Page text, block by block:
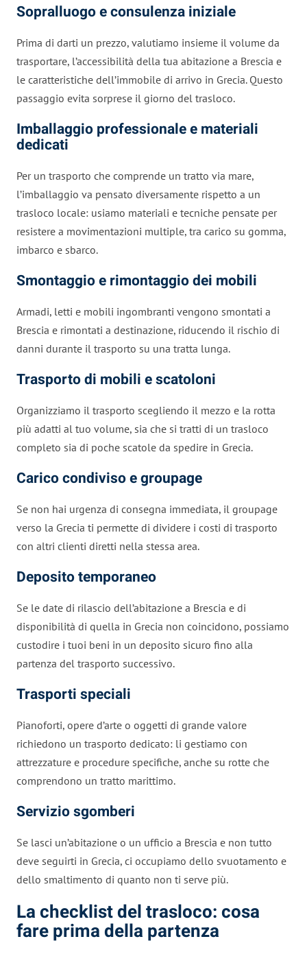
Sopralluogo e consulenza iniziale
Prima di darti un prezzo, valutiamo insieme il volume da
trasportare, l’accessibilità della tua abitazione a Brescia e
le caratteristiche dell’immobile di arrivo in Grecia. Questo
passaggio evita sorprese il giorno del trasloco.
Imballaggio professionale e materiali
dedicati
Per un trasporto che comprende un tratto via mare,
l’imballaggio va pensato diversamente rispetto a un
trasloco locale: usiamo materiali e tecniche pensate per
resistere a movimentazioni multiple, tra carico su gomma,
imbarco e sbarco.
Smontaggio e rimontaggio dei mobili
Armadi, letti e mobili ingombranti vengono smontati a
Brescia e rimontati a destinazione, riducendo il rischio di
danni durante il trasporto su una tratta lunga.
Trasporto di mobili e scatoloni
Organizziamo il trasporto scegliendo il mezzo e la rotta
più adatti al tuo volume, sia che si tratti di un trasloco
completo sia di poche scatole da spedire in Grecia.
Carico condiviso e groupage
Se non hai urgenza di consegna immediata, il groupage
verso la Grecia ti permette di dividere i costi di trasporto
con altri clienti diretti nella stessa area.
Deposito temporaneo
Se le date di rilascio dell’abitazione a Brescia e di
disponibilità di quella in Grecia non coincidono, possiamo
custodire i tuoi beni in un deposito sicuro fino alla
partenza del trasporto successivo.
Trasporti speciali
Pianoforti, opere d’arte o oggetti di grande valore
richiedono un trasporto dedicato: li gestiamo con
attrezzature e procedure specifiche, anche su rotte che
comprendono un tratto marittimo.
Servizio sgomberi
Se lasci un’abitazione o un ufficio a Brescia e non tutto
deve seguirti in Grecia, ci occupiamo dello svuotamento e
dello smaltimento di quanto non ti serve più.
La checklist del trasloco: cosa
fare prima della partenza